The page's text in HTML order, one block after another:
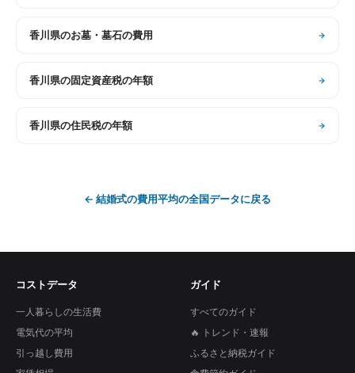
香川県のお墓・墓石の費用
香川県の固定資産税の年額
香川県の住民税の年額
← 結婚式の費用平均の全国データに戻る
コストデータ
一人暮らしの生活費
電気代の平均
引っ越し費用
ガイド
すべてのガイド
🔥 トレンド・速報
ふるさと納税ガイド